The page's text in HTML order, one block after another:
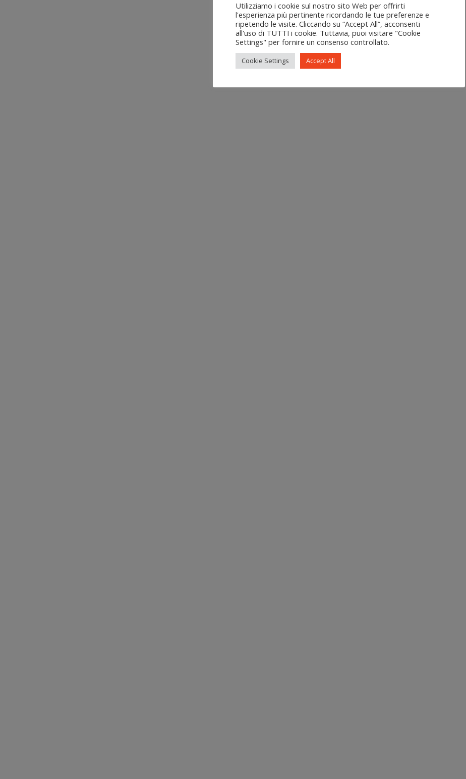
Utilizziamo i cookie sul nostro sito Web per offrirti
l'esperienza più pertinente ricordando le tue preferenze e
ripetendo le visite. Cliccando su “Accept All”, acconsenti
all'uso di TUTTI i cookie. Tuttavia, puoi visitare "Cookie
Settings" per fornire un consenso controllato.
Cookie Settings Accept All